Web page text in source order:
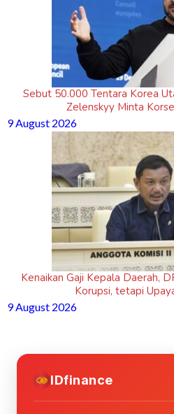
Sebut 50.000 Tentara Korea
Zelenskyy Minta
9 August 2026
Kenaikan Gaji Kepala Daerah,
Korupsi, tetapi
9 August 2026
IDfinance